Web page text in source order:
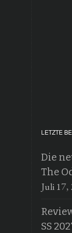
LETZTE
Die
The
Juli 17,
SS